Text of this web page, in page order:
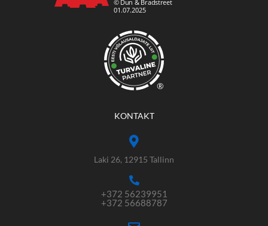
®
KONTAKT
Laki 26, 12915 Tallinn
+372 56239951
+372 56688787